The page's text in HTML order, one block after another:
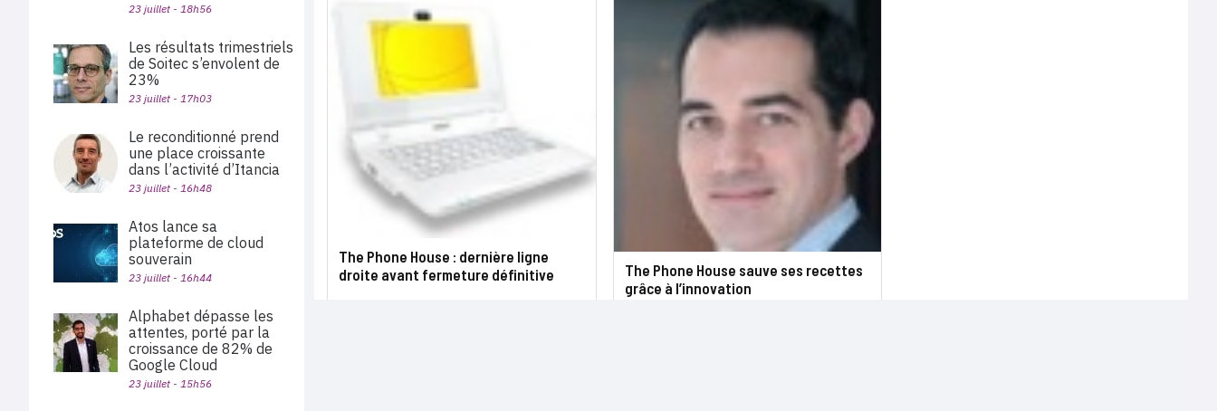
The Phone House : dernière ligne
droite avant fermeture définitive
The Phone House sauve ses recettes
grâce à l’innovation
23 juillet - 18h56
Les résultats trimestriels
de Soitec s’envolent de
23%
23 juillet - 17h03
Le reconditionné prend
une place croissante
dans l’activité d’Itancia
23 juillet - 16h48
Atos lance sa
plateforme de cloud
souverain
23 juillet - 16h44
Alphabet dépasse les
attentes, porté par la
croissance de 82% de
Google Cloud
23 juillet - 15h56